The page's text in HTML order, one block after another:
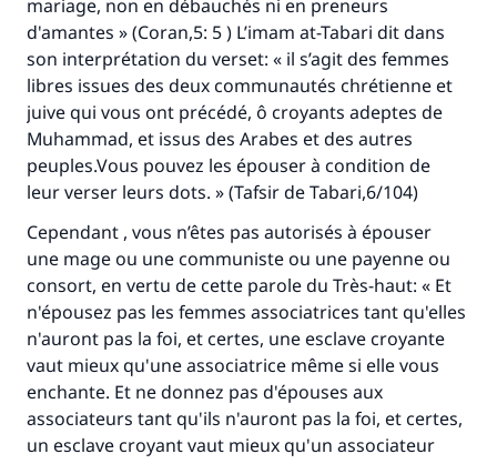
mariage, non en débauchés ni en preneurs
d'amantes » (Coran,5: 5 ) L’imam at-Tabari dit dans
son interprétation du verset: « il s’agit des femmes
libres issues des deux communautés chrétienne et
juive qui vous ont précédé, ô croyants adeptes de
Muhammad, et issus des Arabes et des autres
peuples.Vous pouvez les épouser à condition de
leur verser leurs dots. » (Tafsir de Tabari,6/104)
Cependant , vous n’êtes pas autorisés à épouser
une mage ou une communiste ou une payenne ou
consort, en vertu de cette parole du Très-haut: « Et
n'épousez pas les femmes associatrices tant qu'elles
n'auront pas la foi, et certes, une esclave croyante
vaut mieux qu'une associatrice même si elle vous
enchante. Et ne donnez pas d'épouses aux
associateurs tant qu'ils n'auront pas la foi, et certes,
un esclave croyant vaut mieux qu'un associateur
Faites une différence dans la vie de
millions de personnes grâce à votre
contribution